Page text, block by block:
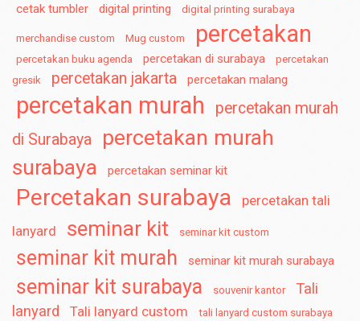
cetak tumbler digital printing digital printing surabaya
merchandise custom Mug custom percetakan
percetakan buku agenda percetakan di surabaya
percetakan
gresik
percetakan jakarta percetakan malang
percetakan murah
percetakan murah
di Surabaya
percetakan murah
surabaya
percetakan seminar kit
Percetakan surabaya
percetakan tali
lanyard
seminar kit seminar kit custom
seminar kit murah seminar kit murah surabaya
seminar kit surabaya souvenir kantor
Tali
lanyard
Tali lanyard custom tali lanyard custom surabaya